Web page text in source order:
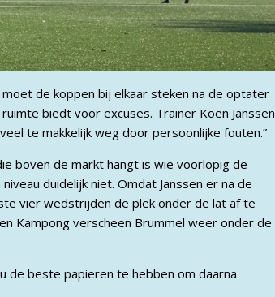
de koppen bij elkaar steken na de optater
biedt voor excuses. Trainer Koen Janssen
te makkelijk weg door persoonlijke fouten.”
boven de markt hangt is wie voorlopig de
duidelijk niet. Omdat Janssen er na de
vier wedstrijden de plek onder de lat af te
Kampong verscheen Brummel weer onder de
de beste papieren te hebben om daarna